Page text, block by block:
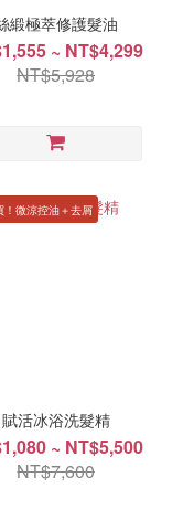
緞極萃修護髮油
~ NT$4,299
NT$5,928
！微涼控油＋去屑
賦活冰浴洗髮精
~ NT$5,500
NT$7,600